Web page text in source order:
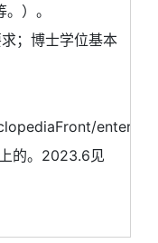
）。
；博士学位基本
的。2023.6见